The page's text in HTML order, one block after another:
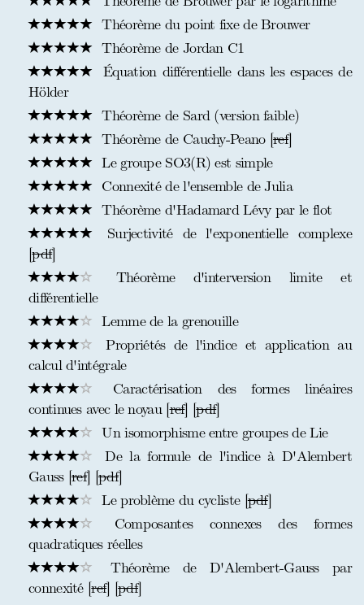
Théorème du point fixe de Brouwer
Théorème de Jordan C1
Équation différentielle dans les espaces de
Hölder
Théorème de Sard (version faible)
Théorème de Cauchy-Peano [ref]
Le groupe SO3(R) est simple
Connexité de l'ensemble de Julia
Théorème d'Hadamard Lévy par le flot
Surjectivité de l'exponentielle complexe
[pdf]
Théorème d'interversion limite et
différentielle
Lemme de la grenouille
Propriétés de l'indice et application au
calcul d'intégrale
Caractérisation des formes linéaires
continues avec le noyau [ref] [pdf]
Un isomorphisme entre groupes de Lie
De la formule de l'indice à D'Alembert
Gauss [ref] [pdf]
Le problème du cycliste [pdf]
Composantes connexes des formes
quadratiques réelles
Théorème de D'Alembert-Gauss par
connexité [ref] [pdf]